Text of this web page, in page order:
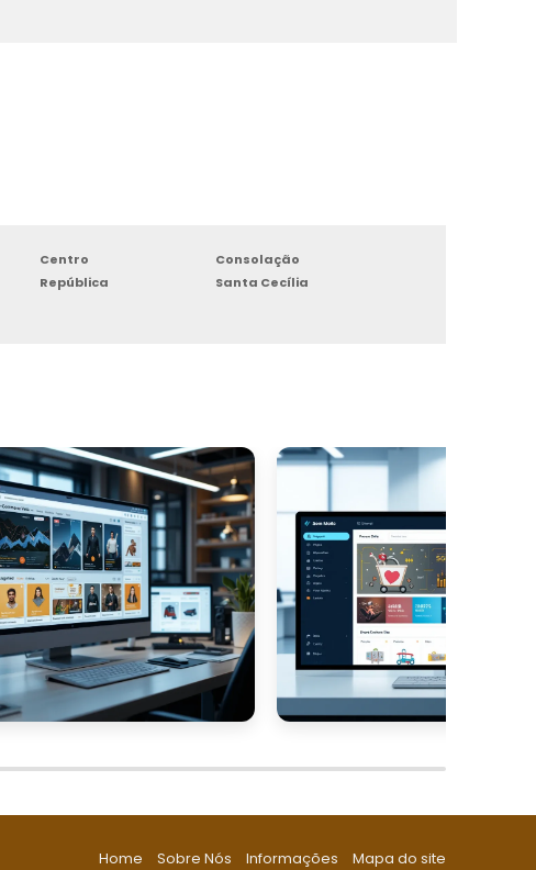
Centro
Consolação
República
Santa Cecília
Home Sobre Nós Informações Mapa do site